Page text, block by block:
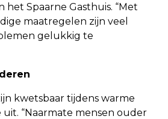
het Spaarne Gasthuis. “Met
maatregelen zijn veel
gelukkig te
kwetsbaar tijdens warme
“Naarmate mensen ouder